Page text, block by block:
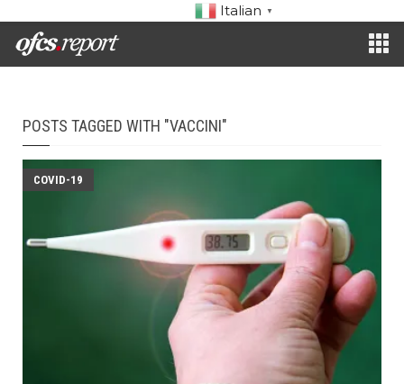
Italian ▼
POSTS TAGGED WITH "VACCINI"
COVID-19